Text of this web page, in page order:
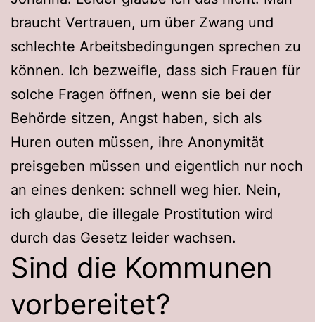
braucht Vertrauen, um über Zwang und
schlechte Arbeitsbedingungen sprechen zu
können. Ich bezweifle, dass sich Frauen für
solche Fragen öffnen, wenn sie bei der
Behörde sitzen, Angst haben, sich als
Huren outen müssen, ihre Anonymität
preisgeben müssen und eigentlich nur noch
an eines denken: schnell weg hier. Nein,
ich glaube, die illegale Prostitution wird
durch das Gesetz leider wachsen.
Sind die Kommunen
vorbereitet?